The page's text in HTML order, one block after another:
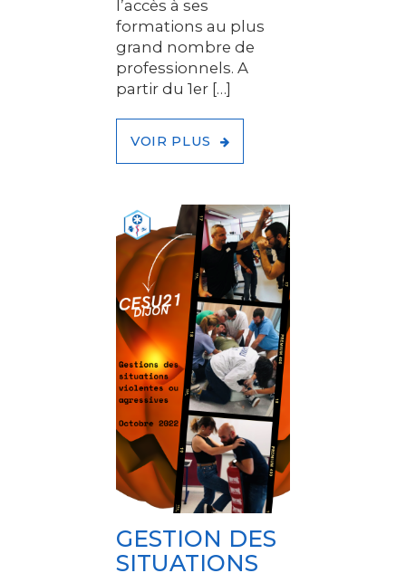
l’accès à ses
formations au plus
grand nombre de
professionnels. A
partir du 1er […]
VOIR PLUS
GESTION DES
SITUATIONS